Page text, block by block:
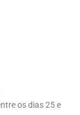
os dias 25 e